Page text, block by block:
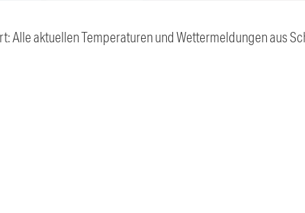
Alle aktuellen Temperaturen und Wettermeldungen aus